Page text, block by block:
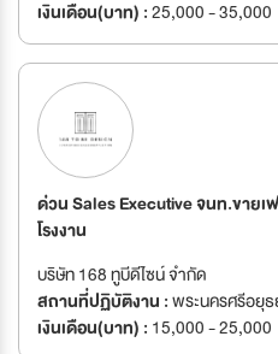
เงินเดือน(บาท) :25,000 - 35,000
ด่วน Sales Executive จนท.ขายเ
โรงงาน
บริษัท 168 ทูบีดีไซน์ จำกัด
สถานที่ปฏิบัติงาน :พระนครศรีอยุธ
เงินเดือน(บาท) : 15,000 - 25,000